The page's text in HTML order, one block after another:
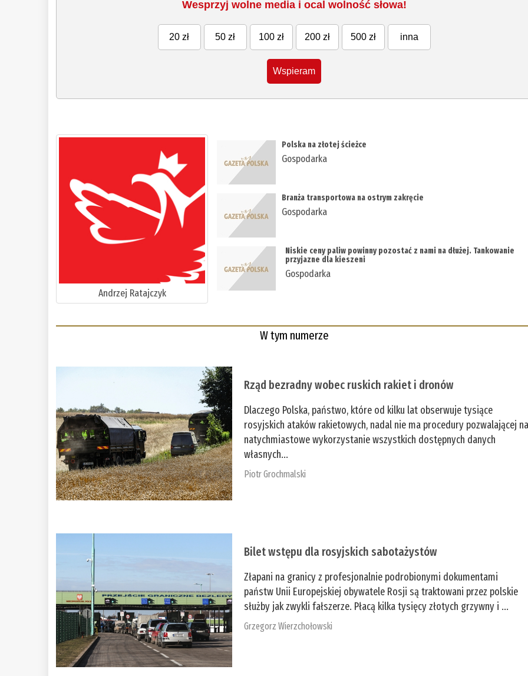
Wesprzyj wolne media i ocal wolność słowa!
20 zł 50 zł 100 zł 200 zł 500 zł inna
Wspieram
Andrzej Ratajczyk
Polska na złotej ścieżce
Gospodarka
Branża transportowa na ostrym zakręcie
Gospodarka
Niskie ceny paliw powinny pozostać z nami na dłużej. Tankowanie
przyjazne dla kieszeni
Gospodarka
W tym numerze
Rząd bezradny wobec ruskich rakiet i dronów
Dlaczego Polska, państwo, które od kilku lat obserwuje tysiące
rosyjskich ataków rakietowych, nadal nie ma procedury pozwalającej
natychmiastowe wykorzystanie wszystkich dostępnych danych
własnych...
Piotr Grochmalski
Bilet wstępu dla rosyjskich sabotażystów
Złapani na granicy z profesjonalnie podrobionymi dokumentami
państw Unii Europejskiej obywatele Rosji są traktowani przez polskie
służby jak zwykli fałszerze. Płacą kilka tysięcy złotych grzywny i ...
Grzegorz Wierzchołowski